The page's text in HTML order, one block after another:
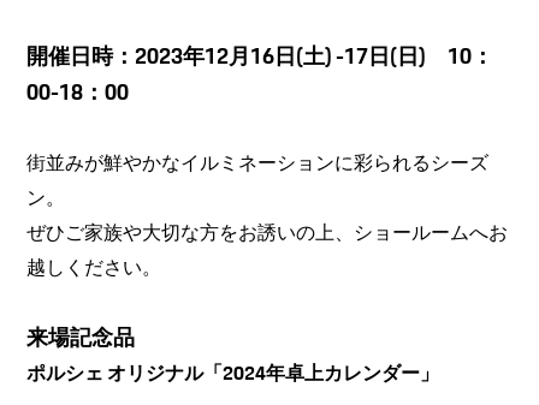
開催日時：2023年12月16日(土) -17日(日) 10：
00-18：00
街並みが鮮やかなイルミネーションに彩られるシーズ
ン。
ぜひご家族や大切な方をお誘いの上、ショールームへお
越しください。
来場記念品
ポルシェ オリジナル「2024年卓上カレンダー」